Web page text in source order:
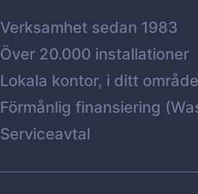
Verksamhet sedan 1983
Över 20.000 installationer
Lokala kontor, i ditt område
Förmånlig finansiering
Serviceavtal